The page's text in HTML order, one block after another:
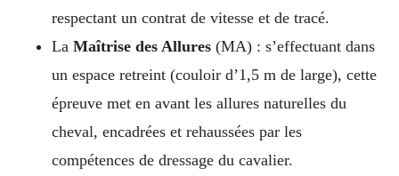
respectant un contrat de vitesse et de tracé.
La Maîtrise des Allures(MA) : s’effectuant dans
un espace retreint (couloir d’1,5 m de large), cette
épreuve met en avant les allures naturelles du
cheval, encadrées et rehaussées par les
compétences de dressage du cavalier.